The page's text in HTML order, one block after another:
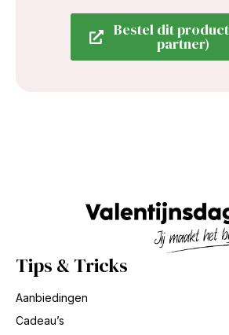
Bestel dit
partner)
Tips & Tricks
Aanbiedingen
Cadeau’s